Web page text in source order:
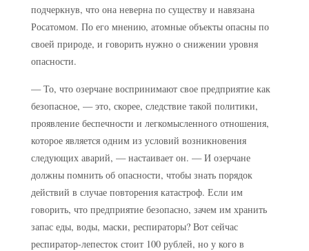
подчеркнув, что она неверна по существу и навязана
Росатомом. По его мнению, атомные объекты опасны по
своей природе, и говорить нужно о снижении уровня
опасности.
— То, что озерчане воспринимают свое предприятие как
безопасное, — это, скорее, следствие такой политики,
проявление беспечности и легкомысленного отношения,
которое является одним из условий возникновения
следующих аварий, — настаивает он. — И озерчане
должны помнить об опасности, чтобы знать порядок
действий в случае повторения катастроф. Если им
говорить, что предприятие безопасно, зачем им хранить
запас еды, воды, маски, респираторы? Вот сейчас
респиратор-лепесток стоит 100 рублей, но у кого в